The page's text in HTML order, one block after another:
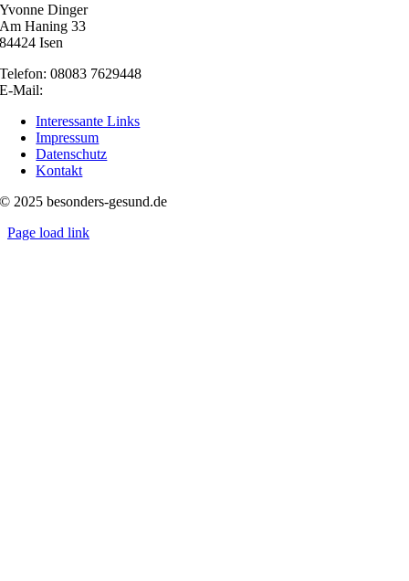
Yvonne Dinger
Am Haning 33
84424 Isen
Telefon: 08083 7629448
E-Mail:
Interessante Links
Impressum
Datenschutz
Kontakt
© 2025 besonders-gesund.de
Page load link